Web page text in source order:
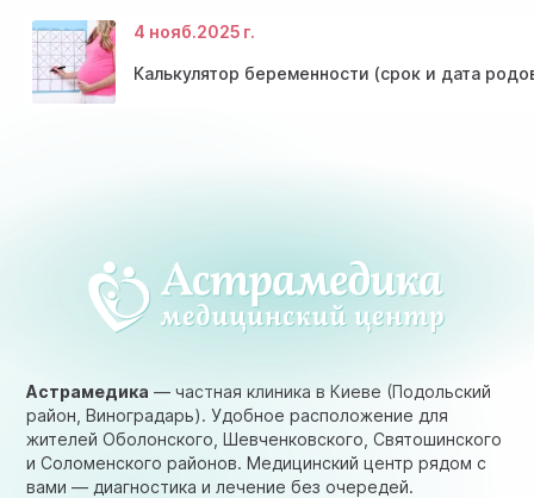
4 нояб.2025 г.
Калькулятор беременности (срок и дата
Астрамедика — частная клиника в Киеве (Подольский
район, Виноградарь). Удобное расположение для
жителей Оболонского, Шевченковского, Святошинского
и Соломенского районов. Медицинский центр рядом с
вами — диагностика и лечение без очередей.